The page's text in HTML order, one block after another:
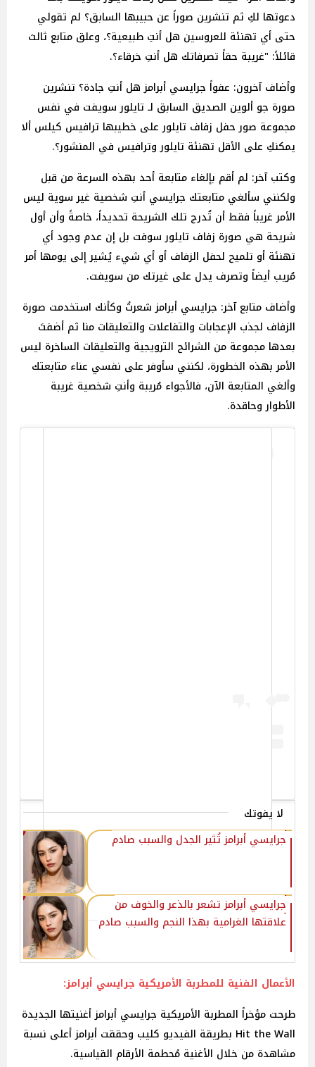
دعوتها لكِ ثم تنشرين صوراً عن حبيبها السابق؟ لم تقولي
حتى أي تهنئة للعروسين هل أنتِ طبيعية؟، وعلق متابع ثالث
قائلاً: "غريبة حقاً تصرفاتك هل أنتِ خرقاء؟.
وأضاف آخرون: عفواً جرايسي أبرامز هل أنتِ جادة؟ تنشرين
صورة جو ألوين الصديق السابق لـ تايلور سويفت في نفس
مجموعة صور حفل زفاف تايلور على خطيبها ترافيس كيلس ألا
يمكنكِ على الأقل تهنئة تايلور وترافيس في المنشور؟.
وكتب آخر: لم أقم بإلغاء متابعة أحد بهذه السرعة من قبل
ولكنني سألغي متابعتك جرايسي أنتِ شخصية غير سوية ليس
الأمر غريباً فقط أن تُدرج تلك الشريحة تحديداً، خاصةً وأن أول
شريحة هي صورة زفاف تايلور سوفت بل إن عدم وجود أي
تهنئة أو تلميح لحفل الزفاف أو أي شيء يُشير إلى يومها أمر
مُريب أيضاً وتصرف يدل على غيرتك من سويفت.
وأضاف متابع آخر: جرايسي أبرامز شعرتُ وكأنك استخدمت صورة
الزفاف لجذب الإعجابات والتفاعلات والتعليقات منا ثم أضفتَ
بعدها مجموعة من الشرائح الترويجية والتعليقات الساخرة ليس
الأمر بهذه الخطورة، لكنني سأوفر على نفسي عناء متابعتك
وألغي المتابعة الآن، فالأجواء مُريبة وأنتِ شخصية غريبة
الأطوار وحاقدة.
لا يفوتك
جرايسي أبرامز تُثير الجدل والسبب صادم
جرايسي أبرامز تشعر بالذعر والخوف من
علاقتها الغرامية بهذا النجم والسبب صادم
الأعمال الفنية للمطربة الأمريكية جرايسي أبرامز:
طرحت مؤخراً المطربة الأمريكية جرايسي أبرامز أغنيتها الجديدة
Hit the Wall بطريقة الفيديو كليب وحققت أبرامز أعلى نسبة
مشاهدة من خلال الأغنية مُحطمة الأرقام القياسية.